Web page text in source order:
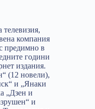
компания
предимно в
години
издания.
(12 новели),
и „Янаки
„Дзен и
и